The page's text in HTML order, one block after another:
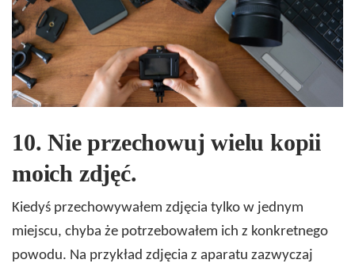
10.Nie przechowuj wielu kopii
moich zdjęć.
Kiedyś przechowywałem zdjęcia tylko w jednym
miejscu, chyba że potrzebowałem ich z konkretnego
powodu. Na przykład zdjęcia z aparatu zazwyczaj